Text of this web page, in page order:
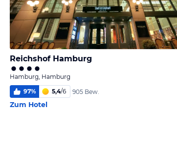
Reichshof Hamburg
Hamburg, Hamburg
97% 5,4/6 905 Bew.
Zum Hotel